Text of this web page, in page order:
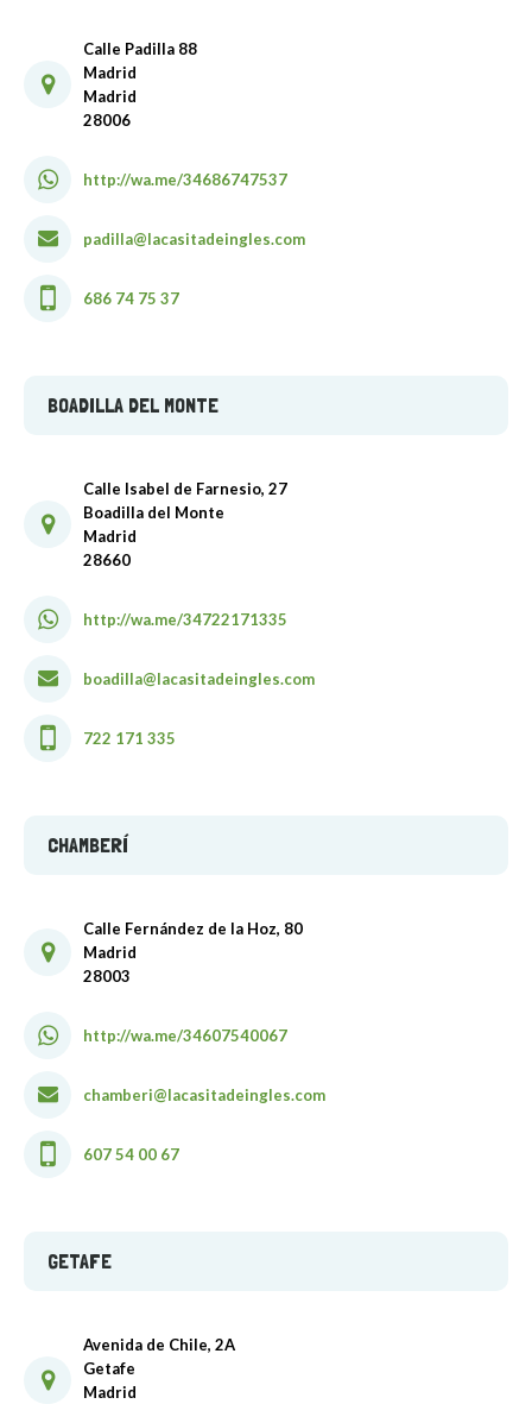
Calle Padilla 88
Madrid
Madrid
28006
http://wa.me/34686747537
padilla@lacasitadeingles.com
686 74 75 37
BOADILLA DEL MONTE
Calle Isabel de Farnesio, 27
Boadilla del Monte
Madrid
28660
http://wa.me/34722171335
boadilla@lacasitadeingles.com
722 171 335
CHAMBERÍ
Calle Fernández de la Hoz, 80
Madrid
28003
http://wa.me/34607540067
chamberi@lacasitadeingles.com
607 54 00 67
GETAFE
Avenida de Chile, 2A
Getafe
Madrid